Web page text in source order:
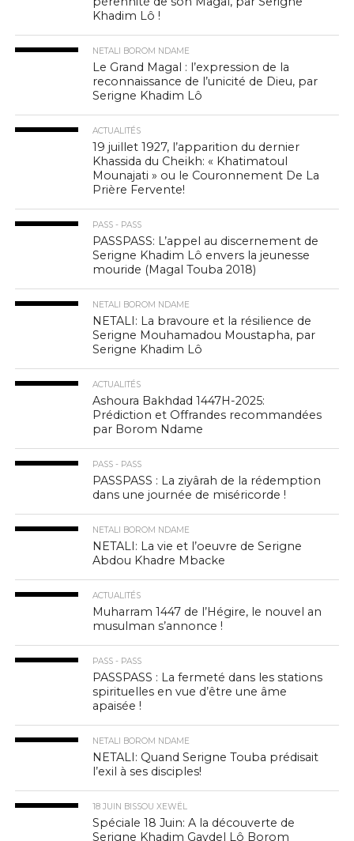
Khadim Lô !
NETALI BOROM NDAME
Le Grand Magal : l’expression de la
reconnaissance de l’unicité de Dieu, par
Serigne Khadim Lô
ACTUALITÉS
19 juillet 1927, l’apparition du dernier
Khassida du Cheikh: « Khatimatoul
Mounajati » ou le Couronnement De La
Prière Fervente!
PASS - PASS
PASSPASS: L’appel au discernement de
Serigne Khadim Lô envers la jeunesse
mouride (Magal Touba 2018)
NETALI BOROM NDAME
NETALI: La bravoure et la résilience de
Serigne Mouhamadou Moustapha, par
Serigne Khadim Lô
ACTUALITÉS
Ashoura Bakhdad 1447H-2025:
Prédiction et Offrandes recommandées
par Borom Ndame
PASS - PASS
PASSPASS : La ziyârah de la rédemption
dans une journée de miséricorde !
NETALI BOROM NDAME
NETALI: La vie et l’oeuvre de Serigne
Abdou Khadre Mbacke
ACTUALITÉS
Muharram 1447 de l’Hégire, le nouvel an
musulman s’annonce !
PASS - PASS
PASSPASS : La fermeté dans les stations
spirituelles en vue d’être une âme
apaisée !
NETALI BOROM NDAME
NETALI: Quand Serigne Touba prédisait
l’exil à ses disciples!
18 JUIN BISSOU XEWËL
Spéciale 18 Juin: A la découverte de
Serigne Khadim Gaydel Lô Borom